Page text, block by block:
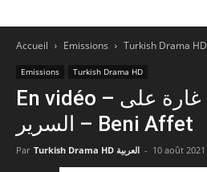
Accueil Emissions Turkish Drama HD
Emissions Turkish Drama HD
En vidéo – سامحني – غارة على
السرير – Beni Affet
Par Turkish Drama HD العربية - 10 août 2021